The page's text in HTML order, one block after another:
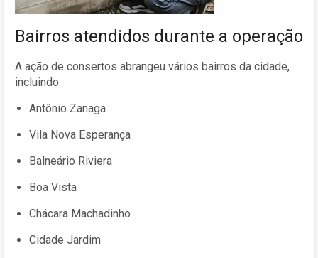
Bairros atendidos durante a operação
A ação de consertos abrangeu vários bairros da cidade,
incluindo:
Antônio Zanaga
Vila Nova Esperança
Balneário Riviera
Boa Vista
Chácara Machadinho
Cidade Jardim